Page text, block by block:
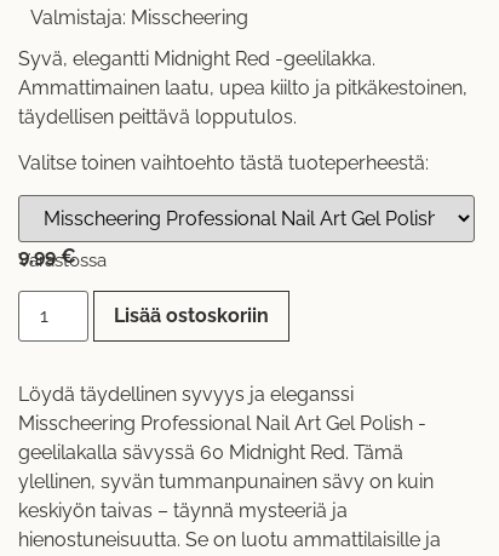
Valmistaja: Misscheering
Syvä, elegantti Midnight Red -geelilakka.
Ammattimainen laatu, upea kiilto ja pitkäkestoinen,
täydellisen peittävä lopputulos.
Valitse toinen vaihtoehto tästä tuoteperheestä:
9,99€
Varastossa
Lisää ostoskoriin
Löydä täydellinen syvyys ja eleganssi
Misscheering Professional Nail Art Gel Polish -
geelilakalla sävyssä 60 Midnight Red. Tämä
ylellinen, syvän tummanpunainen sävy on kuin
keskiyön taivas – täynnä mysteeriä ja
hienostuneisuutta. Se on luotu ammattilaisille ja